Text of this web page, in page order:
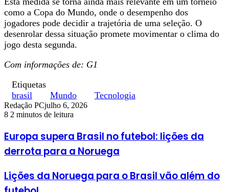
como a Copa do Mundo, onde o desempenho dos
jogadores pode decidir a trajetória de uma seleção. O
desenrolar dessa situação promete movimentar o clima do
jogo desta segunda.
Com informações de: G1
Etiquetas
brasil
Mundo Tecnologia
Redação PCjulho 6, 2026
8 2 minutos de leitura
Europa supera Brasil no futebol: lições da
derrota para a Noruega
Lições da Noruega para o Brasil vão além do